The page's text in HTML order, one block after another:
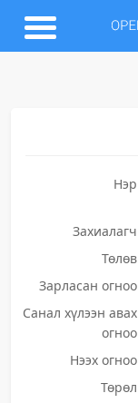
Нэр
Захиалагч
Төлөв
Зарласан огноо
Санал хүлээн авах
огноо
Нээх огноо
Төрөл